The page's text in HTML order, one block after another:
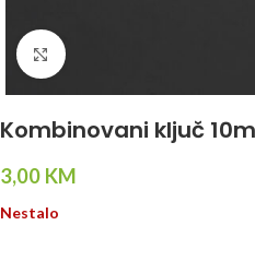
Click to enlarge
Kombinovani ključ
3,00 KM
Nestalo